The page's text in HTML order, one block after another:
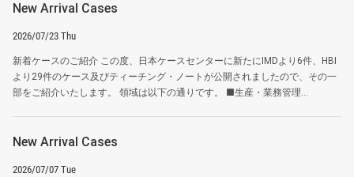
New Arrival Cases
2026/07/23 Thu
新着ケースのご紹介 この度、日本ケースセンターに新たにIMDより6件、HBI
より29件のケース及びティーチング・ノートが公開されましたので、その一
部をご紹介いたします。 領域は以下の通りです。 ■生産・業務管理...
New Arrival Cases
2026/07/07 Tue